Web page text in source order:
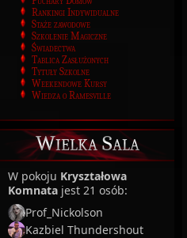
Rankingi Indywidualne
Staże zawodowe
Szkolenie Magiczne
Świadectwa
Tablica Zasłużonych
Tytuły Szkolne
Weekendowe Kursy
Wiedza o Ramesville
Wielka Sala
W pokoju Kryształowa
Komnata jest 21 osób:
Prof_Nickolson
Kazbiel Thundershout